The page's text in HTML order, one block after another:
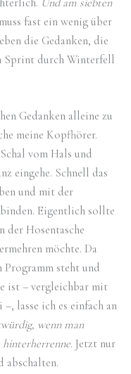
fast ein wenig über
die Gedanken, die
Sprint durch Winterfell
Gedanken alleine zu
meine Kopfhörer.
vom Hals und
eingehe. Schnell das
und mit der
Eigentlich sollte
der Hosentasche
möchte. Da
Programm steht und
ist – vergleichbar mit
lasse ich es einfach an
wenn man
hinterherrenne. Jetzt nur
abschalten.